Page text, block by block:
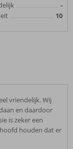
-
10
vriendelijk. Wij
en daardoor
is zeker een
houden dat er